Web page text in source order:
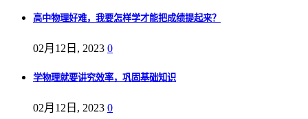
高中物理好难，我要怎样学才能把成绩提起来？
02月12日, 2023 0
学物理就要讲究效率，巩固基础知识
02月12日, 2023 0